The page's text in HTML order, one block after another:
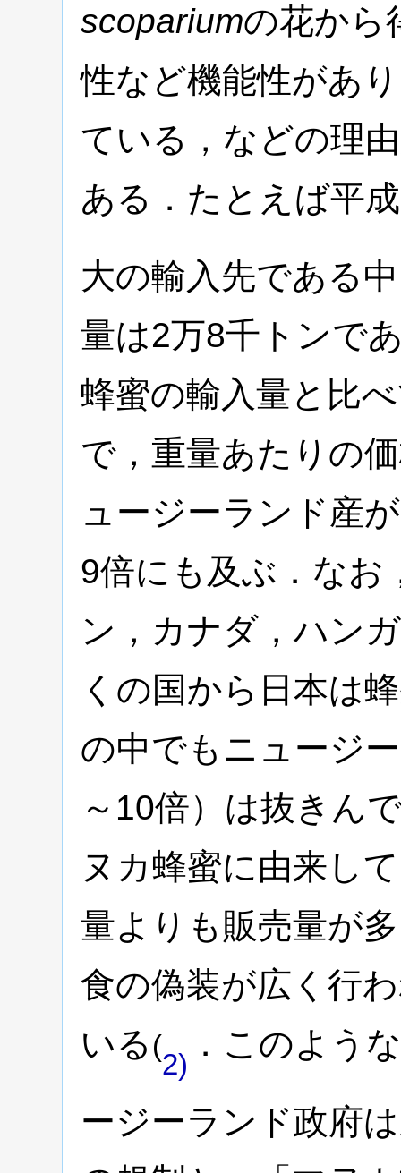
scopariumの花から
性など機能性があ
ている，などの理
ある．たとえば平
大の輸入先である
量は2万8千トンで
蜂蜜の輸入量と比
で，重量あたりの
ュージーランド産
9倍にも及ぶ．なお
ン，カナダ，ハン
くの国から日本は
の中でもニュージ
～10倍）は抜きん
ヌカ蜂蜜に由来し
量よりも販売量が
食の偽装が広く行
いる (
2)
．このよう
ージーランド政府